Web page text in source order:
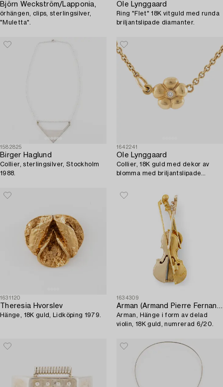
Björn Weckström/Lapponia,
örhängen, clips, sterlingsilver,
"Muletta".
Ole Lynggaard
Ring "Flet" 18K vitguld med runda
briljantslipade diamanter.
1582825
Birger Haglund
Collier, sterlingsilver, Stockholm
1988.
1642241
Ole Lynggaard
Collier, 18K guld med dekor av
blomma med briljantslipade
1631120
Theresia Hvorslev
Hänge, 18K guld, Lidköping 1979.
1634309
Arman (Armand Pierre Fernandez)
Arman, Hänge i form av delad
violin, 18K guld, numrerad 6/20.